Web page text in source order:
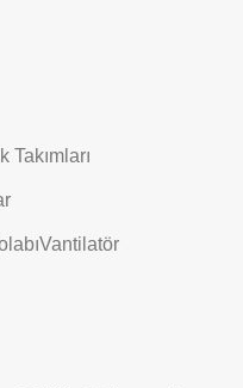
Takımları
Vantilatör